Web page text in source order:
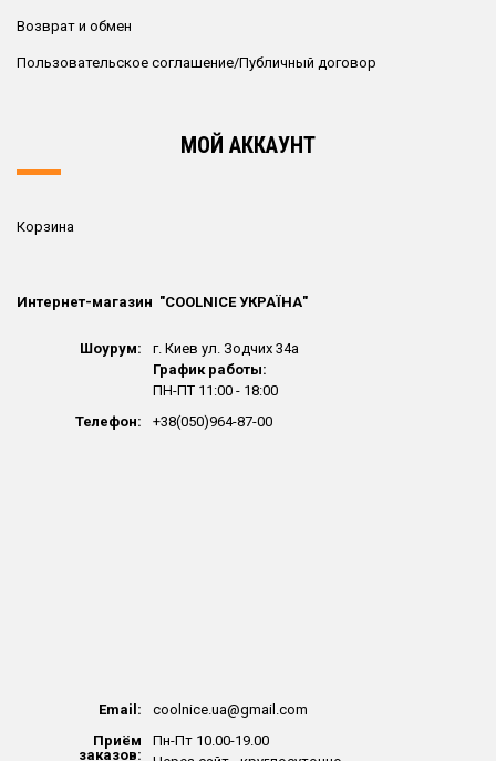
Возврат и обмен
Пользовательское соглашение/Публичный договор
МОЙ АККАУНТ
Корзина
Интернет-магазин "СOOLNICE УКРАЇНА"
Шоурум:
г. Киев ул. Зодчих 34а
График работы:
ПН-ПТ 11:00 - 18:00
Телефон:
+38(050)964-87-00
Email:
coolnice.ua@gmail.com
Приём
заказов:
Пн-Пт 10.00-19.00